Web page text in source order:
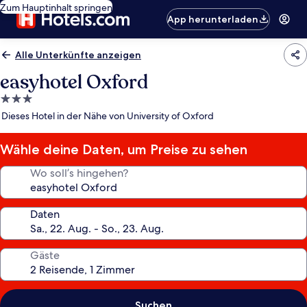
Zum Hauptinhalt springen
App herunterladen
Alle Unterkünfte anzeigen
easyhotel Oxford
3.0-
Sterne-
Dieses Hotel in der Nähe von University of Oxford
Wähle deine Daten, um Preise zu sehen
Wo soll’s hingehen?
Daten
Gäste